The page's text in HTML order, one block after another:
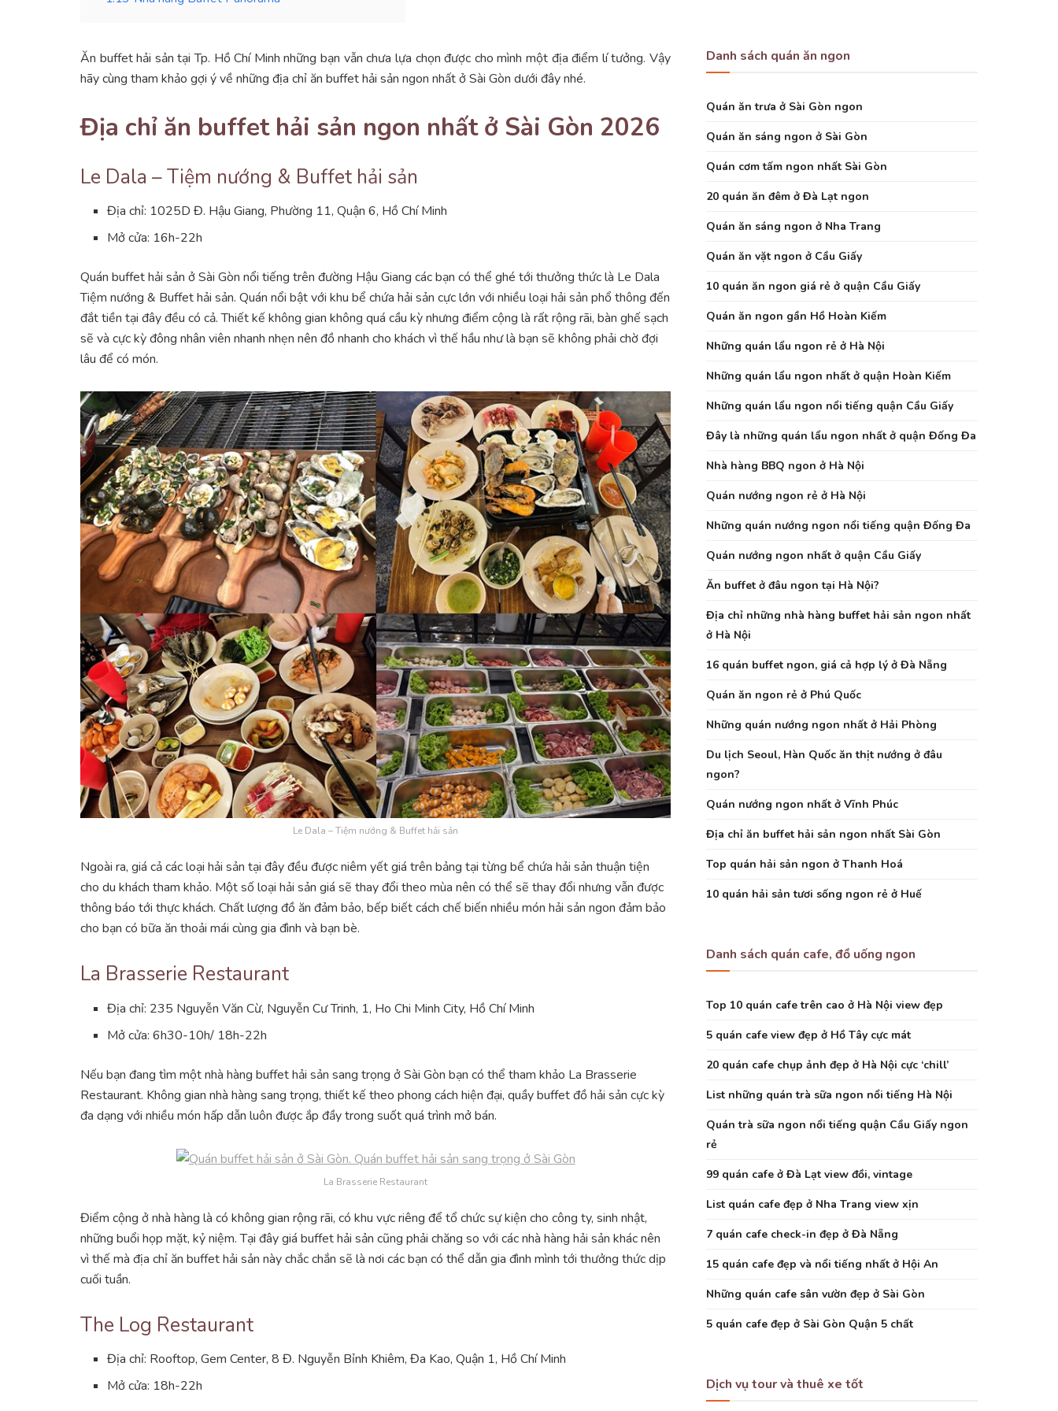
Ăn buffet hải sản tại Tp. Hồ Chí Minh những bạn vẫn chưa lựa chọn được cho mình một địa điểm lí tưởng. Vậy
hãy cùng tham khảo gợi ý về những địa chỉ ăn buffet hải sản ngon nhất ở Sài Gòn dưới đây nhé.
Địa chỉ ăn buffet hải sản ngon nhất ở Sài Gòn 2026
Le Dala – Tiệm nướng & Buffet hải sản
Địa chỉ: 1025D Đ. Hậu Giang, Phường 11, Quận 6, Hồ Chí Minh
Mở cửa: 16h-22h
Quán buffet hải sản ở Sài Gòn nổi tiếng trên đường Hậu Giang các bạn có thể ghé tới thưởng thức là Le Dala
Tiệm nướng & Buffet hải sản. Quán nổi bật với khu bể chứa hải sản cực lớn với nhiều loại hải sản phổ thông đến
đắt tiền tại đây đều có cả. Thiết kế không gian không quá cầu kỳ nhưng điểm cộng là rất rộng rãi, bàn ghế sạch
sẽ và cực kỳ đông nhân viên nhanh nhẹn nên đồ nhanh cho khách vì thế hầu như là bạn sẽ không phải chờ đợi
lâu để có món.
Le Dala – Tiệm nướng & Buffet hải sản
Ngoài ra, giá cả các loại hải sản tại đây đều được niêm yết giá trên bảng tại từng bể chứa hải sản thuận tiện
cho du khách tham khảo. Một số loại hải sản giá sẽ thay đổi theo mùa nên có thể sẽ thay đổi nhưng vẫn được
thông báo tới thực khách. Chất lượng đồ ăn đảm bảo, bếp biết cách chế biến nhiều món hải sản ngon đảm bảo
cho bạn có bữa ăn thoải mái cùng gia đình và bạn bè.
La Brasserie Restaurant
Địa chỉ: 235 Nguyễn Văn Cừ, Nguyễn Cư Trinh, 1, Ho Chi Minh City, Hồ Chí Minh
Mở cửa: 6h30-10h/ 18h-22h
Nếu bạn đang tìm một nhà hàng buffet hải sản sang trọng ở Sài Gòn bạn có thể tham khảo La Brasserie
Restaurant. Không gian nhà hàng sang trọng, thiết kế theo phong cách hiện đại, quầy buffet đồ hải sản cực kỳ
đa dạng với nhiều món hấp dẫn luôn được ắp đầy trong suốt quá trình mở bán.
La Brasserie Restaurant
Điểm cộng ở nhà hàng là có không gian rộng rãi, có khu vực riêng để tổ chức sự kiện cho công ty, sinh nhật,
những buổi họp mặt, kỷ niệm. Tại đây giá buffet hải sản cũng phải chăng so với các nhà hàng hải sản khác nên
vì thế mà địa chỉ ăn buffet hải sản này chắc chắn sẽ là nơi các bạn có thể dẫn gia đình mình tới thưởng thức dịp
cuối tuần.
The Log Restaurant
Địa chỉ: Rooftop, Gem Center, 8 Đ. Nguyễn Bỉnh Khiêm, Đa Kao, Quận 1, Hồ Chí Minh
Mở cửa: 18h-22h
Danh sách quán ăn ngon
Quán ăn trưa ở Sài Gòn ngon
Quán ăn sáng ngon ở Sài Gòn
Quán cơm tấm ngon nhất Sài Gòn
20 quán ăn đêm ở Đà Lạt ngon
Quán ăn sáng ngon ở Nha Trang
Quán ăn vặt ngon ở Cầu Giấy
10 quán ăn ngon giá rẻ ở quận Cầu Giấy
Quán ăn ngon gần Hồ Hoàn Kiếm
Những quán lẩu ngon rẻ ở Hà Nội
Những quán lẩu ngon nhất ở quận Hoàn Kiếm
Những quán lẩu ngon nổi tiếng quận Cầu Giấy
Đây là những quán lẩu ngon nhất ở quận Đống Đa
Nhà hàng BBQ ngon ở Hà Nội
Quán nướng ngon rẻ ở Hà Nội
Những quán nướng ngon nổi tiếng quận Đống Đa
Quán nướng ngon nhất ở quận Cầu Giấy
Ăn buffet ở đâu ngon tại Hà Nội?
Địa chỉ những nhà hàng buffet hải sản ngon nhất
ở Hà Nội
16 quán buffet ngon, giá cả hợp lý ở Đà Nẵng
Quán ăn ngon rẻ ở Phú Quốc
Những quán nướng ngon nhất ở Hải Phòng
Du lịch Seoul, Hàn Quốc ăn thịt nướng ở đâu
ngon?
Quán nướng ngon nhất ở Vĩnh Phúc
Địa chỉ ăn buffet hải sản ngon nhất Sài Gòn
Top quán hải sản ngon ở Thanh Hoá
10 quán hải sản tươi sống ngon rẻ ở Huế
Danh sách quán cafe, đồ uống ngon
Top 10 quán cafe trên cao ở Hà Nội view đẹp
5 quán cafe view đẹp ở Hồ Tây cực mát
20 quán cafe chụp ảnh đẹp ở Hà Nội cực ‘chill’
List những quán trà sữa ngon nổi tiếng Hà Nội
Quán trà sữa ngon nổi tiếng quận Cầu Giấy ngon
rẻ
99 quán cafe ở Đà Lạt view đồi, vintage
List quán cafe đẹp ở Nha Trang view xịn
7 quán cafe check-in đẹp ở Đà Nẵng
15 quán cafe đẹp và nổi tiếng nhất ở Hội An
Những quán cafe sân vườn đẹp ở Sài Gòn
5 quán cafe đẹp ở Sài Gòn Quận 5 chất
Dịch vụ tour và thuê xe tốt